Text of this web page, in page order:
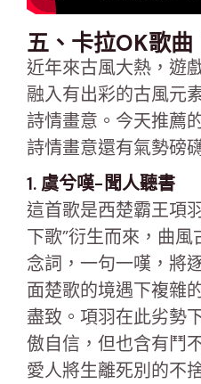
五、卡拉OK歌曲
近年來古風大熱，遊
融入有出彩的古風元
詩情畫意。今天推薦
詩情畫意還有氣勢磅
1. 虞兮嘆-聞人聽書
這首歌是西楚霸王項
下歌”衍生而來，曲
念詞，一句一嘆，將
面楚歌的境遇下複雜
盡致。項羽在此劣勢
傲自信，但也含有鬥
愛人將生離死別的不